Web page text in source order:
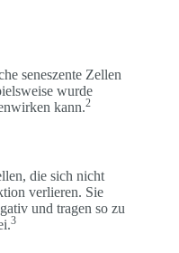
seneszente Zellen
wurde
kann.2
die sich nicht
verlieren. Sie
und tragen so zu
3